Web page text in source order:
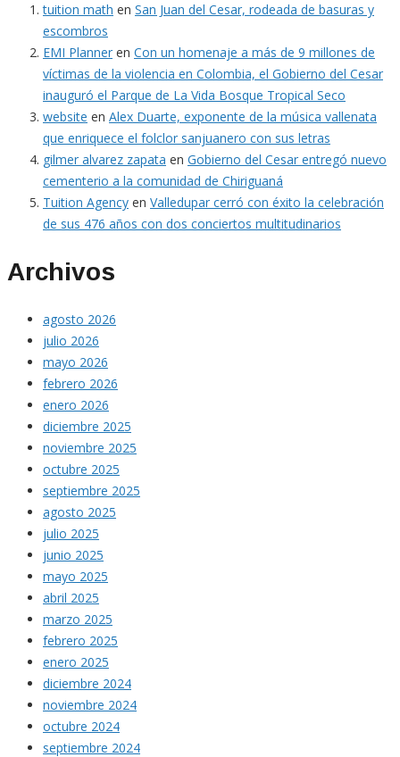
tuition math en San Juan del Cesar, rodeada de basuras y
escombros
EMI Planner en Con un homenaje a más de 9 millones de
víctimas de la violencia en Colombia, el Gobierno del Cesar
inauguró el Parque de La Vida Bosque Tropical Seco
website en Alex Duarte, exponente de la música vallenata
que enriquece el folclor sanjuanero con sus letras
gilmer alvarez zapata en Gobierno del Cesar entregó nuevo
cementerio a la comunidad de Chiriguaná
Tuition Agency en Valledupar cerró con éxito la celebración
de sus 476 años con dos conciertos multitudinarios
Archivos
agosto 2026
julio 2026
mayo 2026
febrero 2026
enero 2026
diciembre 2025
noviembre 2025
octubre 2025
septiembre 2025
agosto 2025
julio 2025
junio 2025
mayo 2025
abril 2025
marzo 2025
febrero 2025
enero 2025
diciembre 2024
noviembre 2024
octubre 2024
septiembre 2024